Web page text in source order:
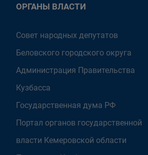
ОРГАНЫ ВЛАСТИ
Совет народных депутатов
Беловского городского округа
Администрация Правительства
Кузбасса
Государственная дума РФ
Портал органов государственной
власти Кемеровской области